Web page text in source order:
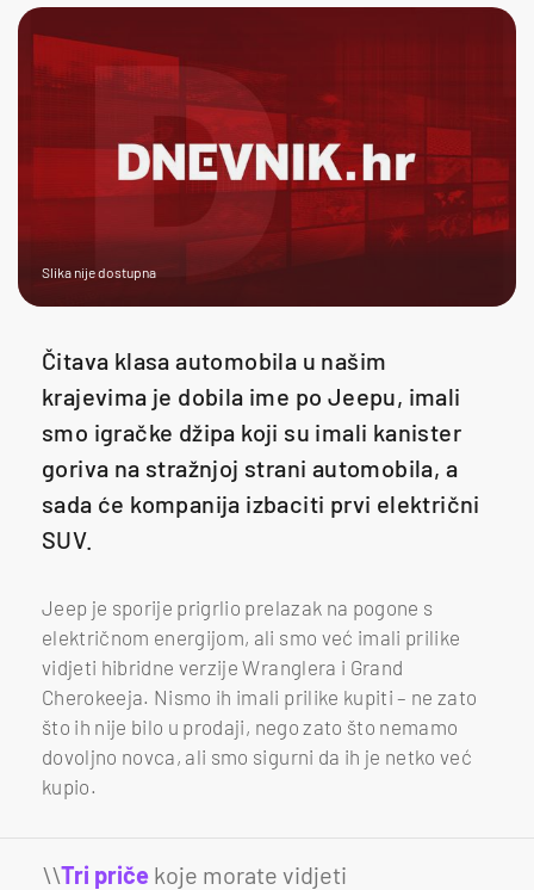
Slika nije dostupna
Čitava klasa automobila u našim
krajevima je dobila ime po Jeepu, imali
smo igračke džipa koji su imali kanister
goriva na stražnjoj strani automobila, a
sada će kompanija izbaciti prvi električni
SUV.
Jeep je sporije prigrlio prelazak na pogone s
električnom energijom, ali smo već imali prilike
vidjeti hibridne verzije Wranglera i Grand
Cherokeeja. Nismo ih imali prilike kupiti – ne zato
što ih nije bilo u prodaji, nego zato što nemamo
dovoljno novca, ali smo sigurni da ih je netko već
kupio.
\\Tri priče koje morate vidjeti